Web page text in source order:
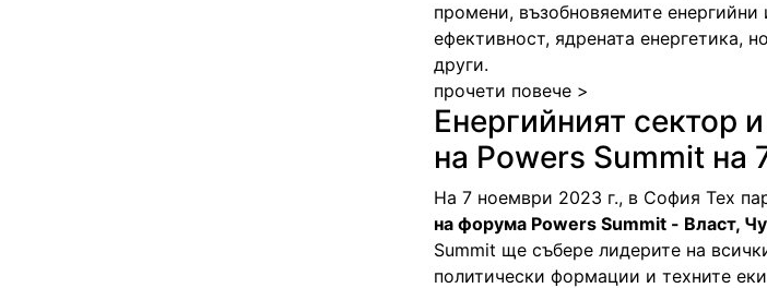
промени, възобновяемите енергийни
ефективност, ядрената енергетика,
други.
прочети повече >
Енергийният сектор
на Powers Summit на
На 7 ноември 2023 г., в София Тех
на форума Powers Summit - Власт,
Summit ще събере лидерите на
политически формации и техните